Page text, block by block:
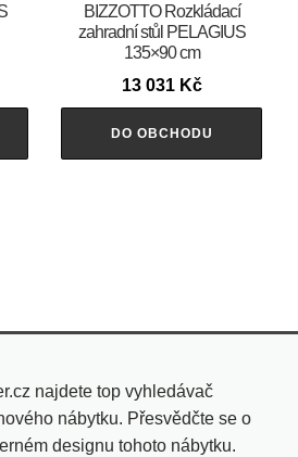
BIZZOTTO Rozkládací
zahradní stůl PELAGIUS
135×90 cm
13 031 Kč
DO OBCHODU
najdete top vyhledávač
nábytku. Přesvědčte se o
designu tohoto nábytku.